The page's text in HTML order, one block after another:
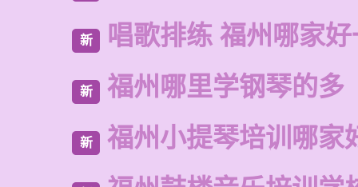
新 唱歌排练 福州哪家
新 福州哪里学钢琴的多
新 福州小提琴培训哪家